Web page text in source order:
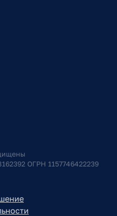
ОГРН 1157746422239